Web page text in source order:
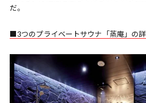
だ。
■3つのプライベートサウナ「蒸庵」の